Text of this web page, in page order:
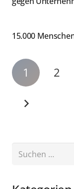
15.000
1 2
Suchen